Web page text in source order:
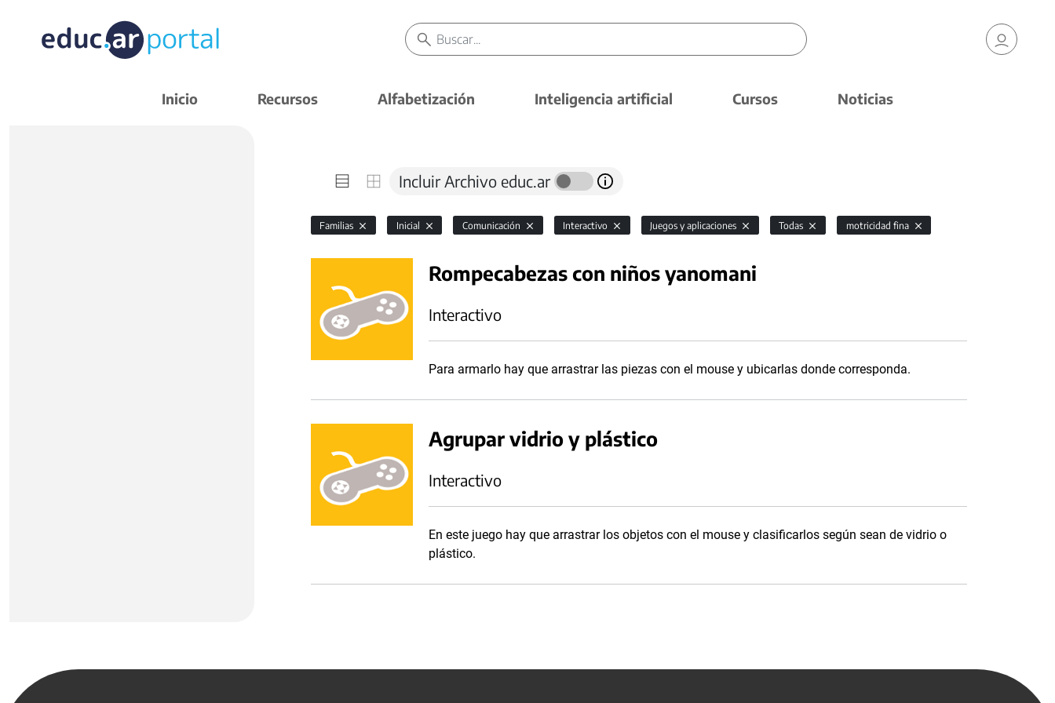
Inicio Recursos Alfabetización Inteligencia artificial Cursos Noticias
Incluir Archivo educ.ar
Familias Inicial Comunicación Interactivo Juegos y aplicaciones Todas motricidad fina
Rompecabezas con niños yanomani
Interactivo
Para armarlo hay que arrastrar las piezas con el mouse y ubicarlas donde corresponda.
Agrupar vidrio y plástico
Interactivo
En este juego hay que arrastrar los objetos con el mouse y clasificarlos según sean de vidrio o
plástico.